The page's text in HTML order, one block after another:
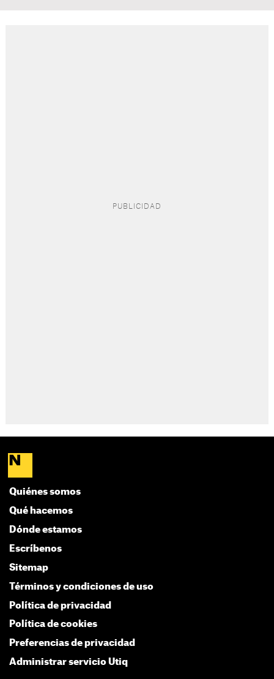
Quiénes somos
Qué hacemos
Dónde estamos
Escríbenos
Sitemap
Términos y condiciones de uso
Política de privacidad
Política de cookies
Preferencias de privacidad
Administrar servicio Utiq